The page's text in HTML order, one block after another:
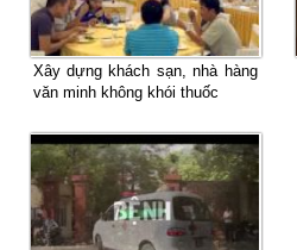
Xây dựng khách sạn, nhà hàng
văn minh không khói thuốc